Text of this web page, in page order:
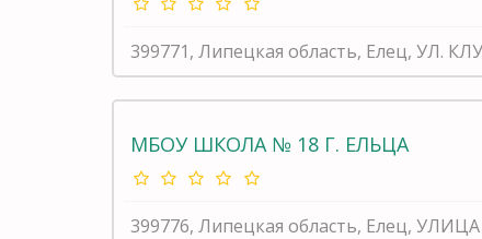
399771, Липецкая область, Елец, УЛ.
МБОУ ШКОЛА № 18 Г. ЕЛЬЦА
399776, Липецкая область, Елец,